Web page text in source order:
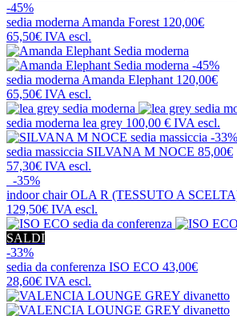
-45%
sedia modernaAmanda Forest 120,00€
65,50€ IVA escl.
-45%
sedia modernaAmanda Elephant 120,00€
65,50€ IVA escl.
sedia moderna lea grey 100,00 € IVA escl.
-33%
sedia massiccia SILVANA M NOCE 85,00€
57,30€ IVA escl.
-35%
indoor chairOLA R (TESSUTO A
129,50€ IVA escl.
SALDI
-33%
sedia da conferenza ISO ECO 43,00€
28,60€ IVA escl.